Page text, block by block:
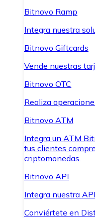
Bitnovo Ramp
Integra nuestra
Bitnovo Giftcards
Vende nuestras
Bitnovo OTC
Realiza
Bitnovo ATM
Integra un ATM
tus clientes
criptomonedas.
Bitnovo API
Integra nuestra
Conviértete en